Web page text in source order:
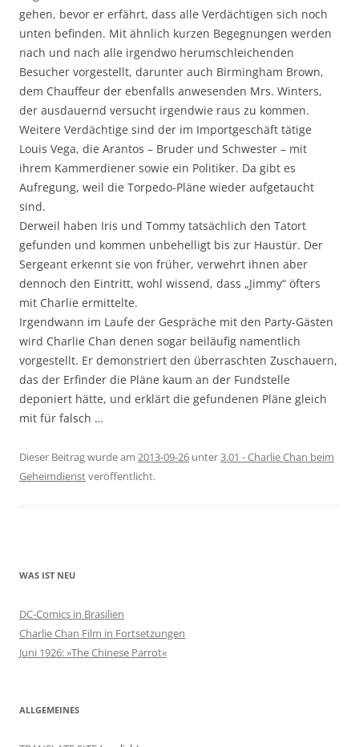
gehen, bevor er erfährt, dass alle Verdächtigen sich noch
unten befinden. Mit ähnlich kurzen Begegnungen werden
nach und nach alle irgendwo herumschleichenden
Besucher vorgestellt, darunter auch Birmingham Brown,
dem Chauffeur der ebenfalls anwesenden Mrs. Winters,
der ausdauernd versucht irgendwie raus zu kommen.
Weitere Verdächtige sind der im Importgeschäft tätige
Louis Vega, die Arantos – Bruder und Schwester – mit
ihrem Kammerdiener sowie ein Politiker. Da gibt es
Aufregung, weil die Torpedo-Pläne wieder aufgetaucht
sind.
Derweil haben Iris und Tommy tatsächlich den Tatort
gefunden und kommen unbehelligt bis zur Haustür. Der
Sergeant erkennt sie von früher, verwehrt ihnen aber
dennoch den Eintritt, wohl wissend, dass „Jimmy“ öfters
mit Charlie ermittelte.
Irgendwann im Laufe der Gespräche mit den Party-Gästen
wird Charlie Chan denen sogar beiläufig namentlich
vorgestellt. Er demonstriert den überraschten Zuschauern,
das der Erfinder die Pläne kaum an der Fundstelle
deponiert hätte, und erklärt die gefundenen Pläne gleich
mit für falsch …
Dieser Beitrag wurde am 2013-09-26 unter3.01 - Charlie Chan beim
Geheimdienstveröffentlicht.
WAS IST NEU
DC-Comics in Brasilien
Charlie Chan Film in Fortsetzungen
Juni 1926: »The Chinese Parrot«
ALLGEMEINES